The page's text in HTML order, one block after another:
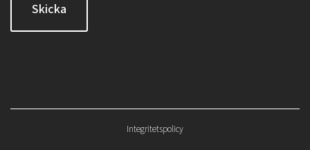
Skicka
Integritetspolicy